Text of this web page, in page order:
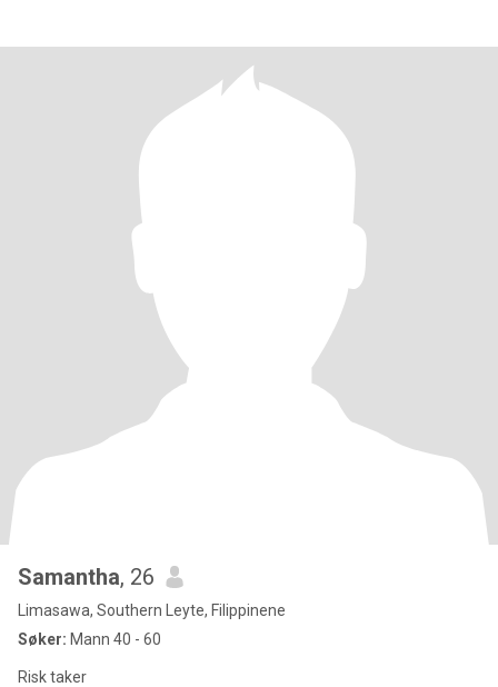
Samantha, 26
Limasawa, Southern Leyte, Filippinene
Søker: Mann 40 - 60
Risk taker